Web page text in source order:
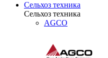
Сельхоз техника
Сельхоз техника
AGCO